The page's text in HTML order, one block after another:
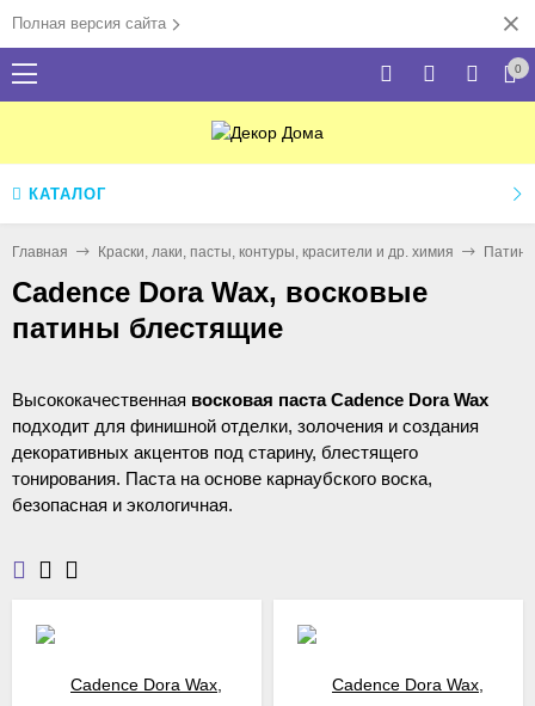
Полная версия сайта
0
КАТАЛОГ
Главная Краски, лаки, пасты, контуры, красители и др. химия
Cadence Dora Wax, восковые
патины блестящие
Высококачественная восковая паста Cadence Dora Wax
подходит для финишной отделки, золочения и создания
декоративных акцентов под старину, блестящего
тонирования. Паста на основе карнаубского воска,
безопасная и экологичная.
поверхность (дерево, холст, глину, бумагу, пенопласт, камень,
наносится пальцем. Также восковую краску можно наносить
растереть. Излишки легко стираются влажной тряпочкой,